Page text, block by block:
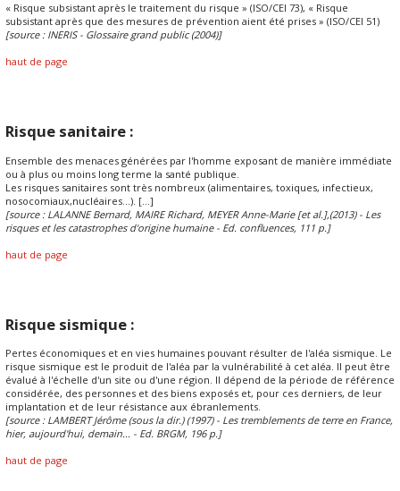
« Risque subsistant après le traitement du risque » (ISO/CEI 73), « Risque
subsistant après que des mesures de prévention aient été prises » (ISO/CEI 51)
[source : INERIS - Glossaire grand public (2004)]
haut de page
Risque sanitaire :
Ensemble des menaces générées par l'homme exposant de manière immédiate
ou à plus ou moins long terme la santé publique.
Les risques sanitaires sont très nombreux (alimentaires, toxiques, infectieux,
nosocomiaux,nucléaires...). [...]
[source : LALANNE Bernard, MAIRE Richard, MEYER Anne-Marie [et al.],(2013) - Les
risques et les catastrophes d'origine humaine - Ed. confluences, 111 p.]
haut de page
Risque sismique :
Pertes économiques et en vies humaines pouvant résulter de l'aléa sismique. Le
risque sismique est le produit de l'aléa par la vulnérabilité à cet aléa. Il peut être
évalué à l'échelle d'un site ou d'une région. Il dépend de la période de référence
considérée, des personnes et des biens exposés et, pour ces derniers, de leur
implantation et de leur résistance aux ébranlements.
[source : LAMBERT Jérôme (sous la dir.) (1997) - Les tremblements de terre en France,
hier, aujourd'hui, demain... - Ed. BRGM, 196 p.]
haut de page